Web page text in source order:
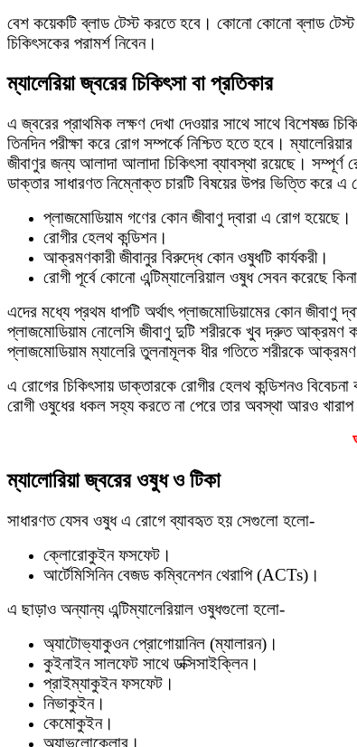
বেশ কয়েকটি ব্লাড টেস্ট করতে হবে। কোনো কোনো ব্লাড টেস্ট
চিকিৎসকের পরামর্শ নিবেন।
ম্যালেরিয়া জ্বরের চিকিৎসা বা প্রতিকার
এ জ্বরের প্রাথমিক লক্ষণ দেখা দেওয়ার সাথে সাথে বিশেষজ্ঞ
তিনদিন পরীক্ষা করে রোগ সম্পর্কে নিশ্চিত হতে হবে।
জীবাণুর জন্য আলাদা আলাদা চিকিৎসা ব্যাবস্থা রয়েছে। সম্পূর্ণ
ডাক্তার সাধারণত নিম্নোক্ত চারটি বিষয়ের উপর ভিত্তি করে এ
প্লাজমোডিয়াম গণের কোন জীবাণু দ্বারা এ রোগ হয়েছে।
রোগীর হেলথ কন্ডিশন।
আক্রমণকারী জীবানুর বিরুদ্ধে কোন ওষুধটি কার্যকরী।
রোগী পূর্বে কোনো এন্টিম্যালেরিয়াল ওষুধ সেবন করেছে
এদের মধ্যে প্রথম ধাপটি অর্থাৎ প্লাজমোডিয়ামের কোন জীবাণু
প্লাজমোডিয়াম নোলেসি জীবাণু দুটি শরীরকে খুব দ্রুত আক্রমণ
প্লাজমোডিয়াম ম্যালেরি তুলনামূলক ধীর গতিতে শরীরকে
এ রোগের চিকিৎসায় ডাক্তারকে রোগীর হেলথ কন্ডিশনও
রোগী ওষুধের ধকল সহ্য করতে না পেরে তার অবস্থা আরও
ম্যালােরিয়া জ্বরের ওষুধ ও টিকা
সাধারণত যেসব ওষুধ এ রোগে ব্যাবহৃত হয় সেগুলো হলো-
ক্লোরোকুইন ফসফেট।
আর্টেমিসিনিন বেজড কম্বিনেশন থেরাপি (ACTs)।
এ ছাড়াও অন্যান্য এন্টিম্যালেরিয়াল ওষুধগুলো হলো-
অ্যাটোভ্যাকুওন প্রোগোয়ানিল (ম্যালারন)।
কুইনাইন সালফেট সাথে ডক্সিসাইক্লিন।
প্রাইম্যাকুইন ফসফেট।
নিভাকুইন।
কেমোকুইন।
অ্যাভলোক্লোর।